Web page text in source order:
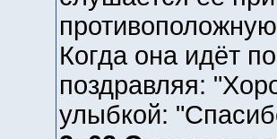
Когда она идёт
поздравляя:
улыбкой: